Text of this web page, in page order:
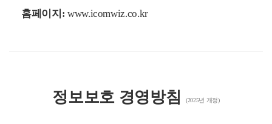
홈페이지: www.icomwiz.co.kr
정보보호 경영방침 (2025년 개정)